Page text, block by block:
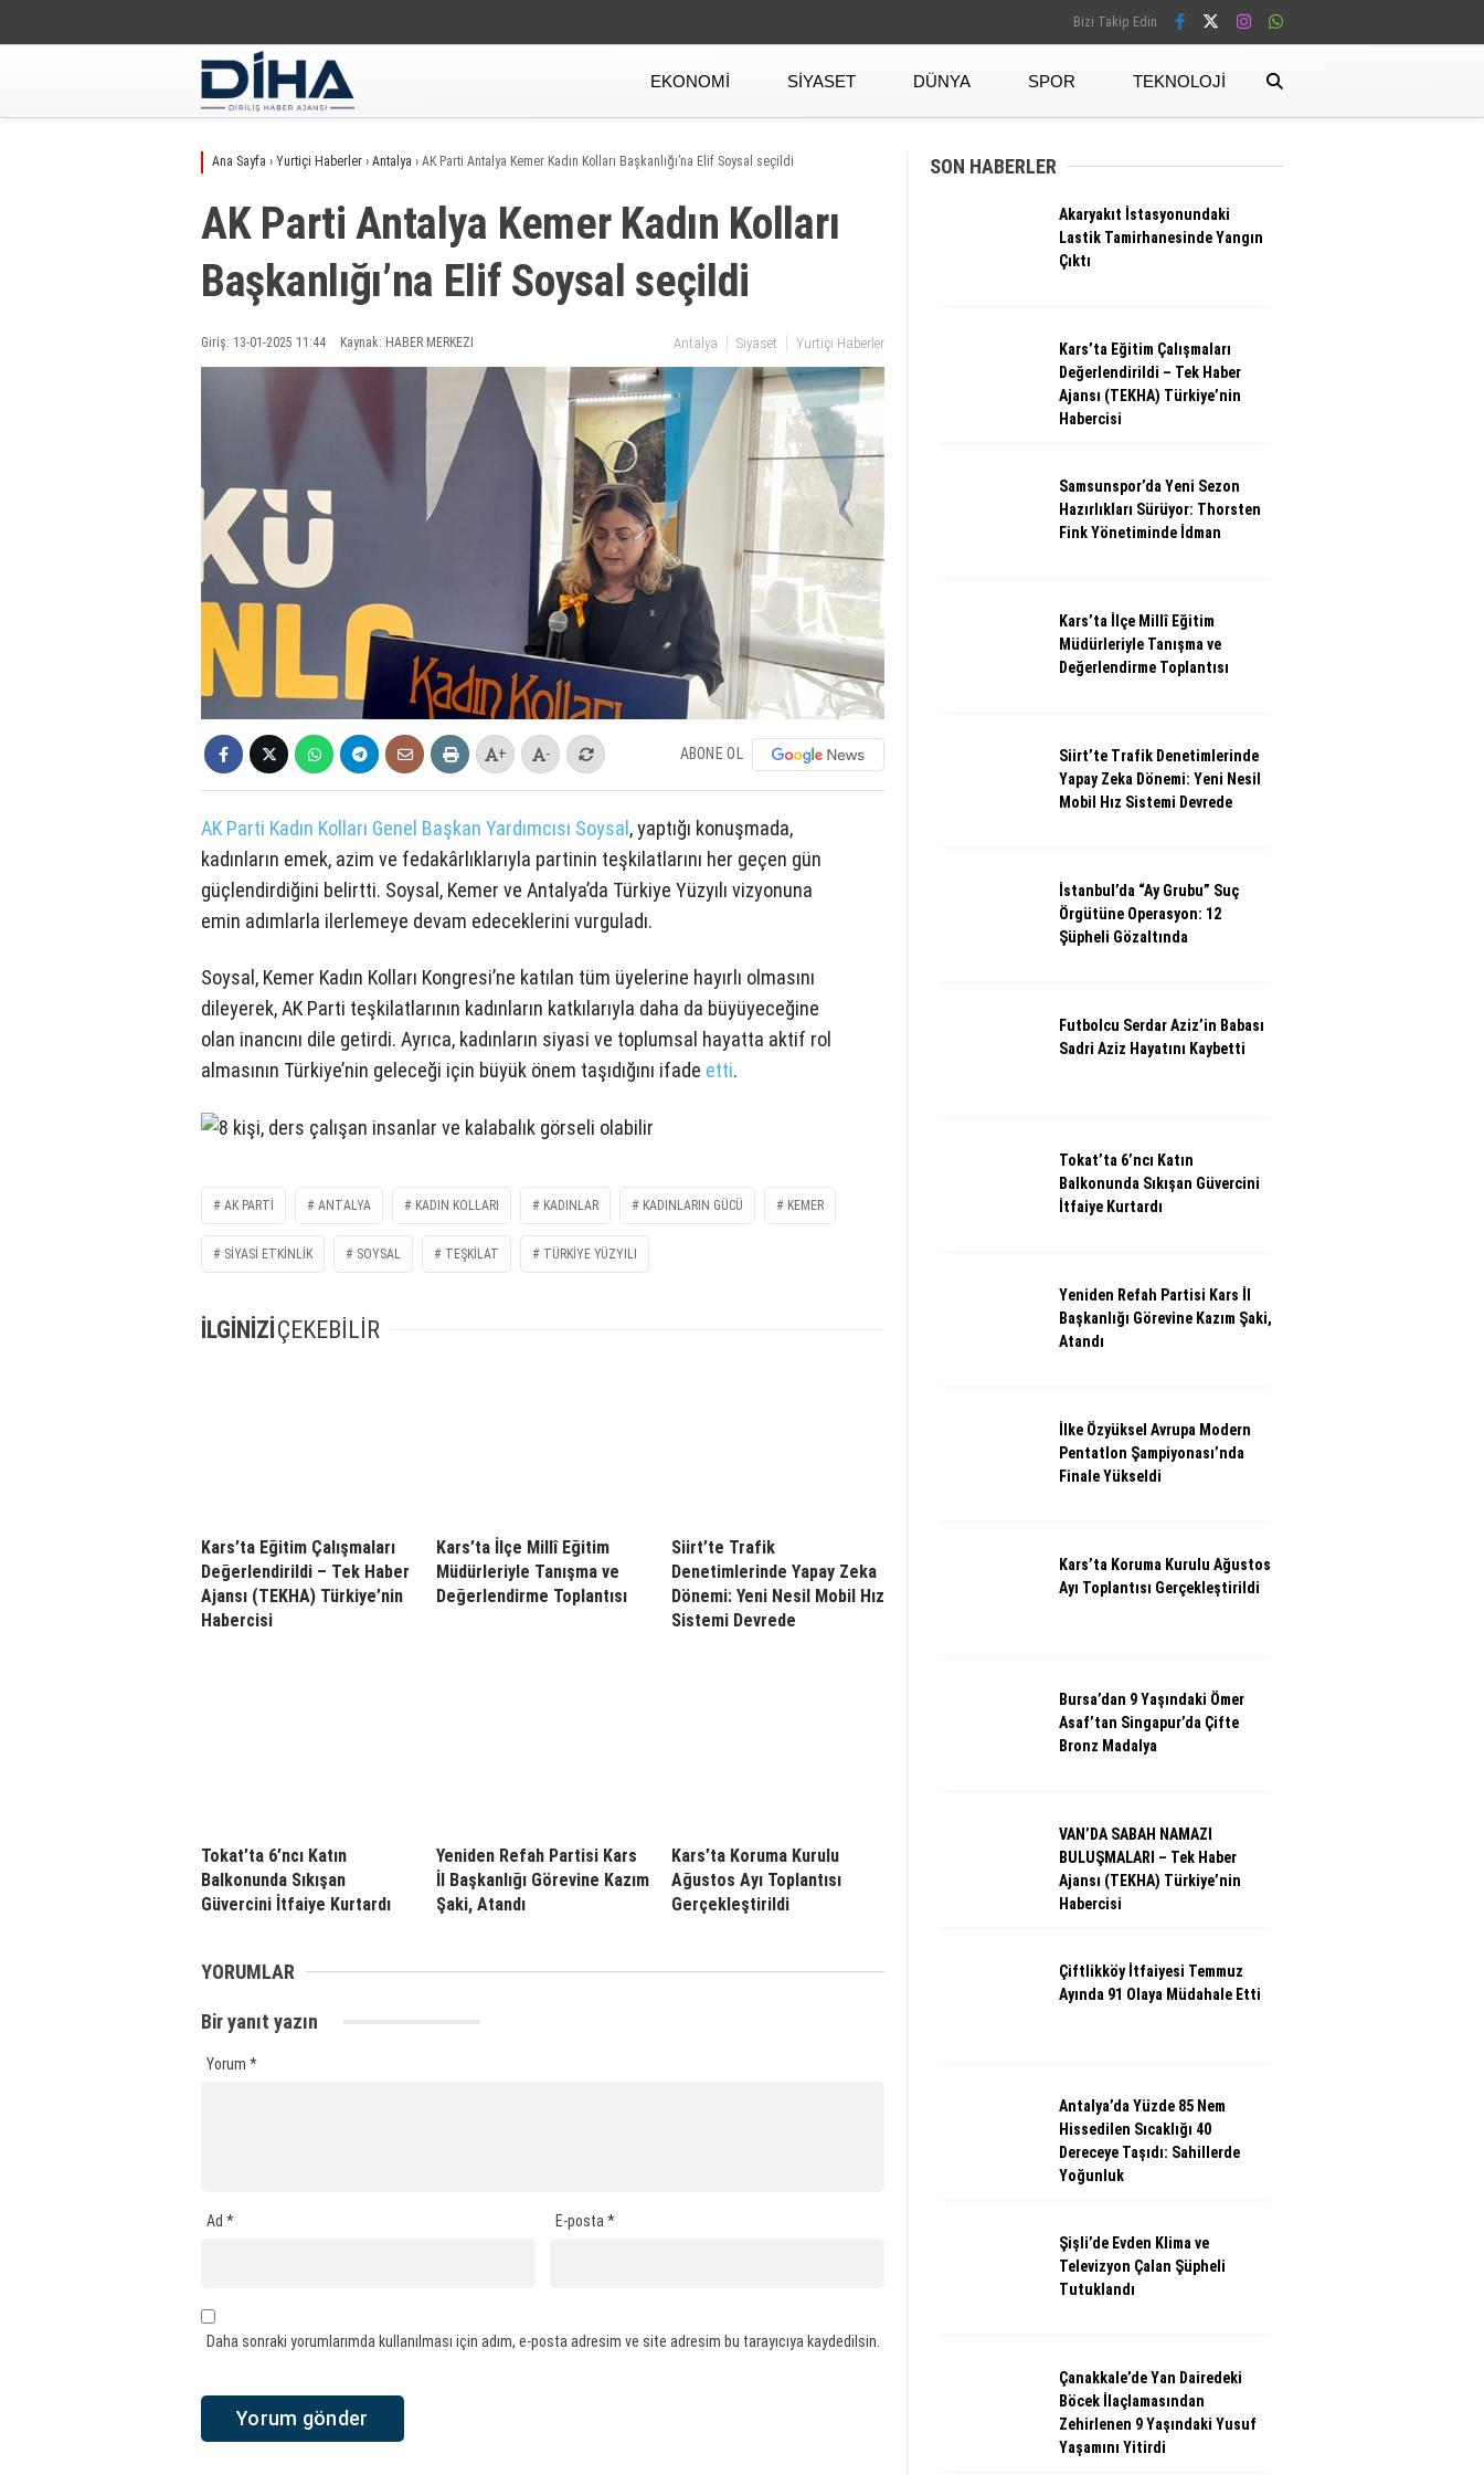
Bizi Takip Edin
EKONOMI SIYASET DÜNYA SPOR TEKNOLOJI
Ana Sayfa › Yurtiçi Haberler › Antalya › AK Parti Antalya Kemer Kadın Kolları Başkanlığı’na Elif Soysal seçildi
AK Parti Antalya Kemer Kadın Kolları
Başkanlığı’na Elif Soysal seçildi
Giriş: 13-01-2025 11:44 Kaynak: HABER MERKEZI Antalya Siyaset Yurtiçi Haberler
+ - ABONE OL
AK Parti Kadın Kolları Genel Başkan Yardımcısı Soysal, yaptığı konuşmada,
kadınların emek, azim ve fedakârlıklarıyla partinin teşkilatlarını her geçen gün
güçlendirdiğini belirtti. Soysal, Kemer ve Antalya’da Türkiye Yüzyılı vizyonuna
emin adımlarla ilerlemeye devam edeceklerini vurguladı.
Soysal, Kemer Kadın Kolları Kongresi’ne katılan tüm üyelerine hayırlı olmasını
dileyerek, AK Parti teşkilatlarının kadınların katkılarıyla daha da büyüyeceğine
olan inancını dile getirdi. Ayrıca, kadınların siyasi ve toplumsal hayatta aktif rol
almasının Türkiye’nin geleceği için büyük önem taşıdığını ifade etti.
AK PARTI ANTALYA KADIN KOLLARI KADINLAR KADINLARIN GÜCÜ KEMER
SIYASI ETKINLIK SOYSAL TEŞKILAT TÜRKIYE YÜZYILI
İLGİNİZİÇEKEBİLİR
Kars’ta Eğitim Çalışmaları
Değerlendirildi – Tek Haber
Ajansı (TEKHA) Türkiye’nin
Habercisi
Kars’ta İlçe Millî Eğitim
Müdürleriyle Tanışma ve
Değerlendirme Toplantısı
Siirt’te Trafik
Denetimlerinde Yapay Zeka
Dönemi: Yeni Nesil Mobil Hız
Sistemi Devrede
Tokat’ta 6’ncı Katın
Balkonunda Sıkışan
Güvercini İtfaiye Kurtardı
Yeniden Refah Partisi Kars
İl Başkanlığı Görevine Kazım
Şaki, Atandı
Kars’ta Koruma Kurulu
Ağustos Ayı Toplantısı
Gerçekleştirildi
YORUMLAR
Bir yanıt yazın
Yorum *
Ad * E-posta*
Daha sonraki yorumlarımda kullanılması için adım, e-posta adresim ve site adresim bu tarayıcıya kaydedilsin.
SON HABERLER
Akaryakıt İstasyonundaki
Lastik Tamirhanesinde Yangın
Çıktı
Kars’ta Eğitim Çalışmaları
Değerlendirildi – Tek Haber
Ajansı (TEKHA) Türkiye’nin
Habercisi
Samsunspor’da Yeni Sezon
Hazırlıkları Sürüyor: Thorsten
Fink Yönetiminde İdman
Kars’ta İlçe Millî Eğitim
Müdürleriyle Tanışma ve
Değerlendirme Toplantısı
Siirt’te Trafik Denetimlerinde
Yapay Zeka Dönemi: Yeni Nesil
Mobil Hız Sistemi Devrede
İstanbul’da “Ay Grubu” Suç
Örgütüne Operasyon: 12
Şüpheli Gözaltında
Futbolcu Serdar Aziz’in Babası
Sadri Aziz Hayatını Kaybetti
Tokat’ta 6’ncı Katın
Balkonunda Sıkışan Güvercini
İtfaiye Kurtardı
Yeniden Refah Partisi Kars İl
Başkanlığı Görevine Kazım Şaki,
Atandı
İlke Özyüksel Avrupa Modern
Pentatlon Şampiyonası’nda
Finale Yükseldi
Kars’ta Koruma Kurulu Ağustos
Ayı Toplantısı Gerçekleştirildi
Bursa’dan 9 Yaşındaki Ömer
Asaf’tan Singapur’da Çifte
Bronz Madalya
VAN’DA SABAH NAMAZI
BULUŞMALARI – Tek Haber
Ajansı (TEKHA) Türkiye’nin
Habercisi
Çiftlikköy İtfaiyesi Temmuz
Ayında 91 Olaya Müdahale Etti
Antalya’da Yüzde 85 Nem
Hissedilen Sıcaklığı 40
Dereceye Taşıdı: Sahillerde
Yoğunluk
Şişli’de Evden Klima ve
Televizyon Çalan Şüpheli
Tutuklandı
Çanakkale’de Yan Dairedeki
Böcek İlaçlamasından
Zehirlenen 9 Yaşındaki Yusuf
Yaşamını Yitirdi